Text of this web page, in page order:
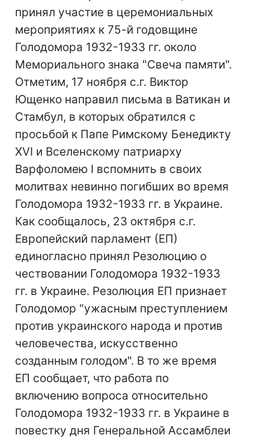
принял участие в церемониальных
мероприятиях к 75-й годовщине
Голодомора 1932-1933 гг. около
Мемориального знака "Свеча памяти".
Отметим, 17 ноября с.г. Виктор
Ющенко направил письма в Ватикан и
Стамбул, в которых обратился с
просьбой к Папе Римскому Бенедикту
XVI и Вселенскому патриарху
Варфоломею І вспомнить в своих
молитвах невинно погибших во время
Голодомора 1932-1933 гг. в Украине.
Как сообщалось, 23 октября с.г.
Европейский парламент (ЕП)
единогласно принял Резолюцию о
чествовании Голодомора 1932-1933
гг. в Украине. Резолюция ЕП признает
Голодомор "ужасным преступлением
против украинского народа и против
человечества, искусственно
созданным голодом". В то же время
ЕП сообщает, что работа по
включению вопроса относительно
Голодомора 1932-1933 гг. в Украине в
повестку дня Генеральной Ассамблеи